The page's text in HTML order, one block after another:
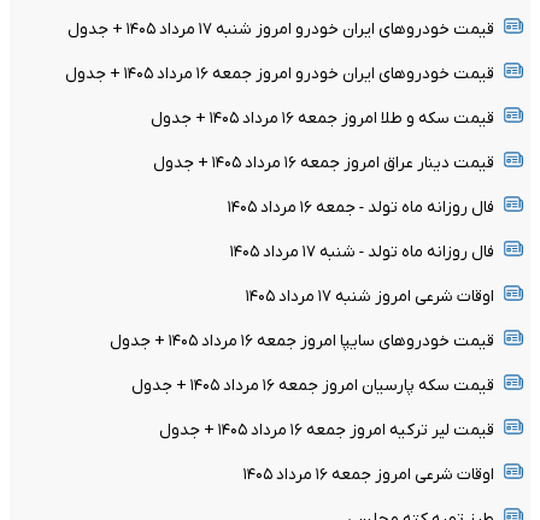
قیمت خودرو‌های ایران خودرو امروز شنبه ۱۷ مرداد ۱۴۰۵ + جدول
قیمت خودرو‌های ایران خودرو امروز جمعه ۱۶ مرداد ۱۴۰۵ + جدول
قیمت سکه و طلا امروز جمعه ۱۶ مرداد ۱۴۰۵ + جدول
قیمت دینار عراق امروز جمعه ۱۶ مرداد ۱۴۰۵ + جدول
فال روزانه ماه تولد - جمعه ۱۶ مرداد ۱۴۰۵
فال روزانه ماه تولد - شنبه ۱۷ مرداد ۱۴۰۵
اوقات شرعی امروز شنبه ۱۷ مرداد ۱۴۰۵
قیمت خودرو‌های سایپا امروز جمعه ۱۶ مرداد ۱۴۰۵ + جدول
قیمت سکه پارسیان امروز جمعه ۱۶ مرداد ۱۴۰۵ + جدول
قیمت لیر ترکیه امروز جمعه ۱۶ مرداد ۱۴۰۵ + جدول
اوقات شرعی امروز جمعه ۱۶ مرداد ۱۴۰۵